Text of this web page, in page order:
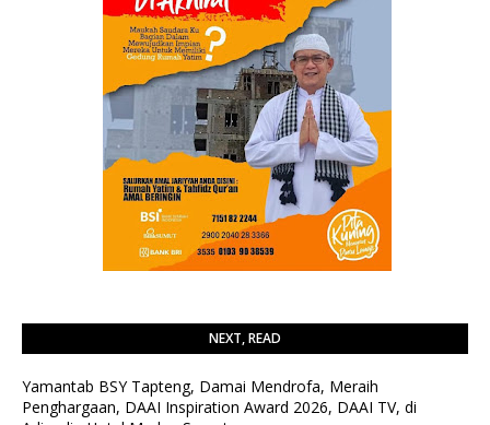
NEXT, READ
Yamantab BSY Tapteng, Damai Mendrofa, Meraih
Penghargaan, DAAI Inspiration Award 2026, DAAI TV, di